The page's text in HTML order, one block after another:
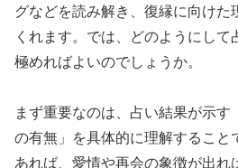
グなどを読み解き、復縁に向けた
くれます。では、どのようにして
極めればよいのでしょうか。
まず重要なのは、占い結果が示
の有無」を具体的に理解すること
あれば、愛情や再会の象徴が出れ